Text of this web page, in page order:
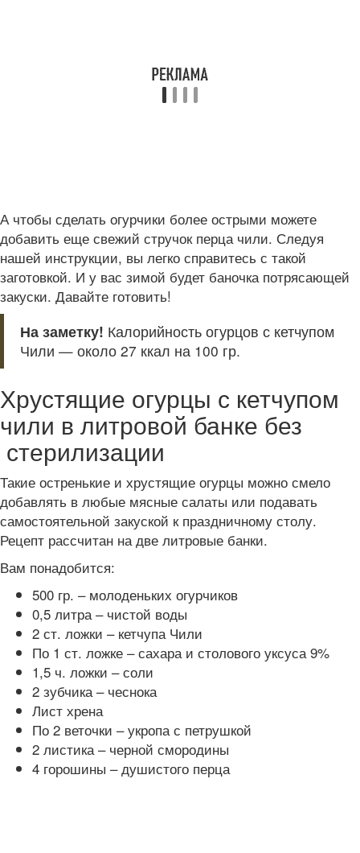
А чтобы сделать огурчики более острыми можете
добавить еще свежий стручок перца чили. Следуя
нашей инструкции, вы легко справитесь с такой
заготовкой. И у вас зимой будет баночка потрясающей
закуски. Давайте готовить!
На заметку! Калорийность огурцов с кетчупом
Чили — около 27 ккал на 100 гр.
Хрустящие огурцы с кетчупом
чили в литровой банке без
стерилизации
Такие остренькие и хрустящие огурцы можно смело
добавлять в любые мясные салаты или подавать
самостоятельной закуской к праздничному столу.
Рецепт рассчитан на две литровые банки.
Вам понадобится:
500 гр. – молоденьких огурчиков
0,5 литра – чистой воды
2 ст. ложки – кетчупа Чили
По 1 ст. ложке – сахара и столового уксуса 9%
1,5 ч. ложки – соли
2 зубчика – чеснока
Лист хрена
По 2 веточки – укропа с петрушкой
2 листика – черной смородины
4 горошины – душистого перца